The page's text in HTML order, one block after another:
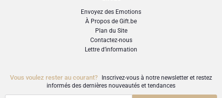
Vous voulez rester au courant?
Inscrivez-vous à notre newsletter et restez
informés des dernières nouveautés et tendances
Envoyez des Emotions
À Propos de Gift.be
Plan du Site
Contactez-nous
Lettre d’information